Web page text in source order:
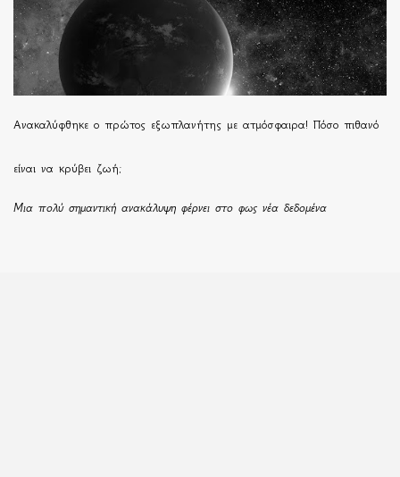
Ανακαλύφθηκε ο πρώτος εξωπλανήτης με ατμόσφαιρα! Πόσο πιθανό
είναι να κρύβει ζωή;
Μια πολύ σημαντική ανακάλυψη φέρνει στο φως νέα δεδομένα